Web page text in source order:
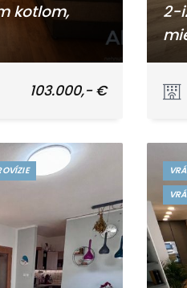
kotlom,
103.000,- €
2-